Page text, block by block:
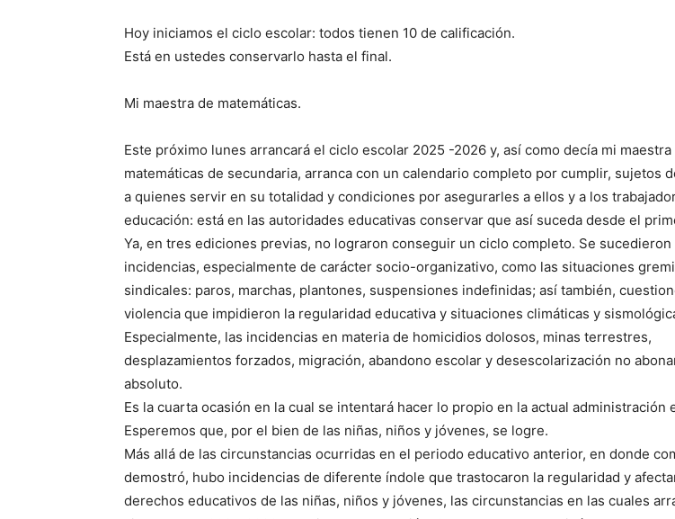
Hoy iniciamos el ciclo escolar: todos tienen 10 de calificación.
Está en ustedes conservarlo hasta el final.
Mi maestra de matemáticas.
Este próximo lunes arrancará el ciclo escolar 2025 -2026 y, así como decía mi maestra
matemáticas de secundaria, arranca con un calendario completo por cumplir, sujetos
a quienes servir en su totalidad y condiciones por asegurarles a ellos y a los
educación: está en las autoridades educativas conservar que así suceda desde el
Ya, en tres ediciones previas, no lograron conseguir un ciclo completo. Se sucedieron
incidencias, especialmente de carácter socio-organizativo, como las situaciones
sindicales: paros, marchas, plantones, suspensiones indefinidas; así también,
violencia que impidieron la regularidad educativa y situaciones climáticas y
Especialmente, las incidencias en materia de homicidios dolosos, minas terrestres,
desplazamientos forzados, migración, abandono escolar y desescolarización no
absoluto.
Es la cuarta ocasión en la cual se intentará hacer lo propio en la actual administración
Esperemos que, por el bien de las niñas, niños y jóvenes, se logre.
Más allá de las circunstancias ocurridas en el periodo educativo anterior, en donde
demostró, hubo incidencias de diferente índole que trastocaron la regularidad y
derechos educativos de las niñas, niños y jóvenes, las circunstancias en las cuales